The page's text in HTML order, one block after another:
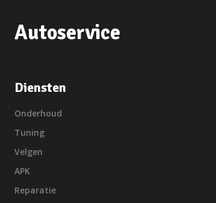
Autoservice
Diensten
Onderhoud
Tuning
Velgen
APK
Reparatie